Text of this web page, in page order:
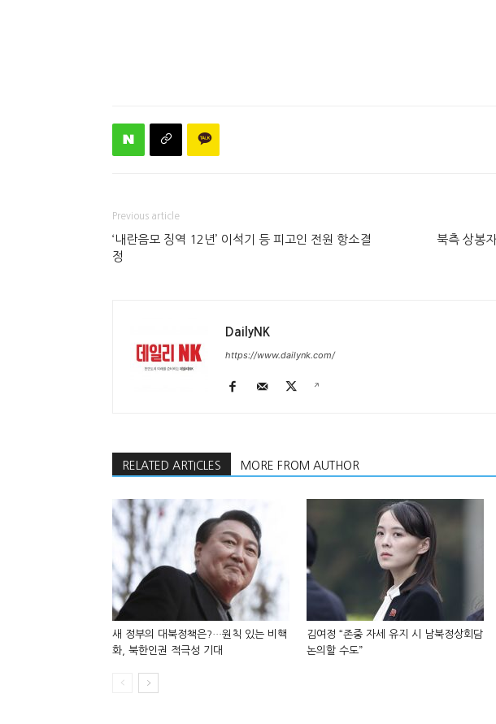
Previous article
‘내란음모 징역 12년’ 이석기 등 피고인 전원 항소결
정
북측 상봉
DailyNK
https://www.dailynk.com/
RELATED ARTICLES MORE FROM AUTHOR
새 정부의 대북정책은?…원칙 있는 비핵
화, 북한인권 적극성 기대
김여정 “존중 자세 유지 시 남북정상회담
논의할 수도”